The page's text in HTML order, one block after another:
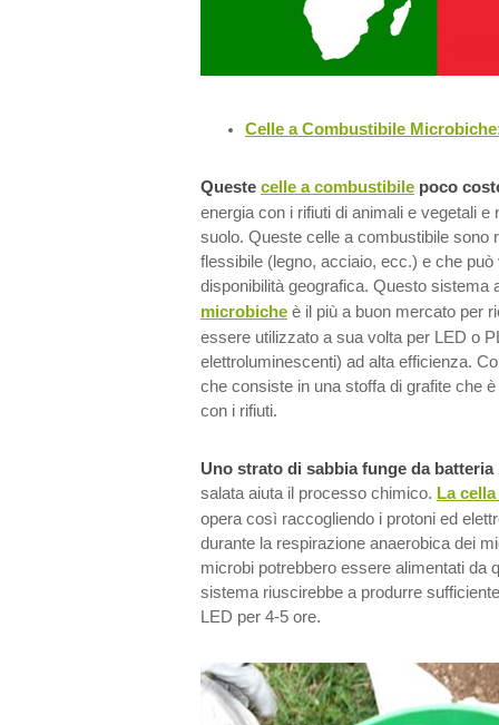
Celle a Combustibile
Queste celle a combustibile poco
energia con i rifiuti di animali e vegetali
suolo. Queste celle a combustibile sono
flessibile (legno, acciaio, ecc.) e che può
disponibilità geografica. Questo sistema
microbiche è il più a buon mercato per
essere utilizzato a sua volta per LED o
elettroluminescenti) ad alta efficienza.
che consiste in una stoffa di grafite che
con i rifiuti.
Uno strato di sabbia funge da batteria
salata aiuta il processo chimico. La
opera così raccogliendo i protoni ed
durante la respirazione anaerobica dei
microbi potrebbero essere alimentati da
sistema riuscirebbe a produrre
LED per 4-5 ore.